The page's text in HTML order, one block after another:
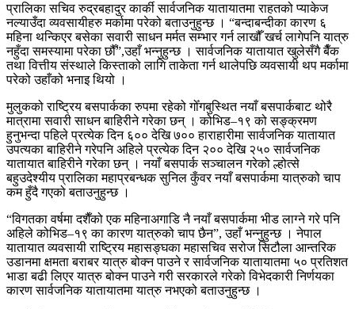
प्रालिका सचिव रुद्रबहादुर कार्की सार्वजनिक यातायातमा राहतको प्याकेज
नल्याउँदा व्यवसायीहरु मर्कामा परेको बताउनुहुन्छ । “बन्दाबन्दीका कारण ६
महिना थन्किएर बसेका सवारी साधन मर्मत सम्भार गर्न लाखौँ खर्च लागेपनि यात्रु
नहुँदा समस्यामा परेका छौँ”,उहाँ भन्नुहुन्छ । सार्वजनिक यातायात खुलेसँगै बैँक
तथा वित्तीय संस्थाले किस्ताको लागि ताकेता गर्न थालेपछि व्यवसायी थप मर्कामा
परेको उहाँको भनाइ थियो ।
मुलुकको राष्ट्रिय बसपार्कका रुपमा रहेको गोँगबुस्थित नयाँ बसपार्कबाट थोरै
मात्रामा सवारी साधन बाहिरीने गरेका छन् । कोभिड–१९ को सङ्क्रमण
हुनुभन्दा पहिले प्रत्येक दिन ६०० देखि ७०० हाराहारीमा सार्वजनिक यातायात
उपत्यका बाहिरीने गरेपनि अहिले प्रत्येक दिन २०० देखि २५० सार्वजनिक
यातायात बाहिरीने गरेका छन् । नयाँ बसपार्क सञ्चालन गरेको ल्होत्से
बहुउदेश्यीय प्रालिका महाप्रबन्धक सुनिल कुँवर नयाँ बसपार्कमा यात्रुको चाप
कम हुँदै गएको बताउनुहुन्छ ।
“विगतका वर्षमा दशैँको एक महिनाअगाडि नै नयाँ बसपार्कमा भीड लाग्ने गरे पनि
अहिले कोभिड–१९ का कारण यात्रुको चाप छैन”, उहाँ भन्नुहुन्छ । नेपाल
यातायात व्यवसायी राष्ट्रिय महासङ्घका महासचिव सरोज सिटौला आन्तरिक
उडानमा क्षमता बराबर यात्रु बोक्न पाउने र सार्वजनिक यातायातमा ५० प्रतिशत
भाडा बढी लिएर यात्रु बोक्न पाउने गरी सरकारले गरेको विभेदकारी निर्णयका
कारण सार्वजनिक यातायातमा यात्रु नभएको बताउनुहुन्छ ।